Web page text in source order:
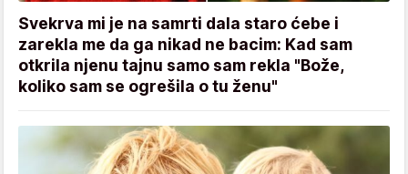
Svekrva mi je na samrti dala staro ćebe i
zarekla me da ga nikad ne bacim: Kad sam
otkrila njenu tajnu samo sam rekla "Bože,
koliko sam se ogrešila o tu ženu"